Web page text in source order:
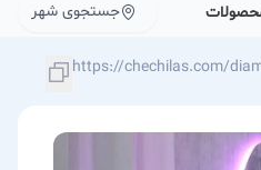
جستجوی شهر